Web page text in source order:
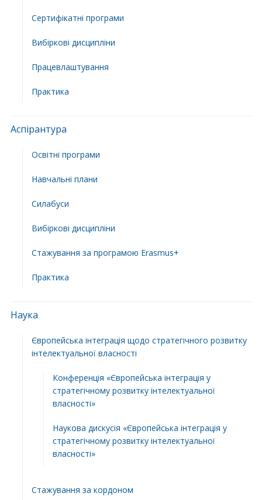
Сертифікатні програми
Вибіркові дисципліни
Працевлаштування
Практика
Аспірантура
Освітні програми
Навчальні плани
Силабуси
Вибіркові дисципліни
Стажування за програмою Erasmus+
Практика
Наука
Європейська інтеграція щодо стратегічного розвитку
інтелектуальної власності
Конференція «Європейська інтеграція у
стратегічному розвитку інтелектуальної
власності»
Наукова дискусія «Європейська інтеграція у
стратегічному розвитку інтелектуальної
власності»
Стажування за кордоном